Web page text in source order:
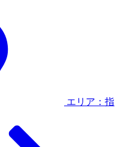
エリア：指